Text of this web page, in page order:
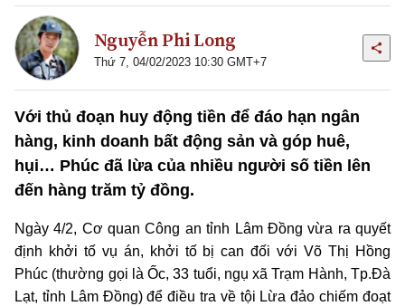
Nguyễn Phi Long
Thứ 7, 04/02/2023 10:30 GMT+7
Với thủ đoạn huy động tiền để đáo hạn ngân
hàng, kinh doanh bất động sản và góp huê,
hụi… Phúc đã lừa của nhiều người số tiền lên
đến hàng trăm tỷ đồng.
Ngày 4/2, Cơ quan Công an tỉnh Lâm Đồng vừa ra quyết
định khởi tố vụ án, khởi tố bị can đối với Võ Thị Hồng
Phúc (thường gọi là Ốc, 33 tuổi, ngụ xã Trạm Hành, Tp.Đà
Lạt, tỉnh Lâm Đồng) để điều tra về tội Lừa đảo chiếm đoạt